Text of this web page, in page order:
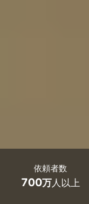
依頼者数
700万人以上